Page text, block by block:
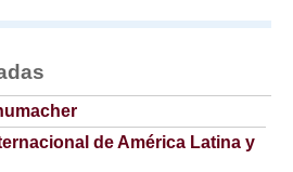
de América Latina y